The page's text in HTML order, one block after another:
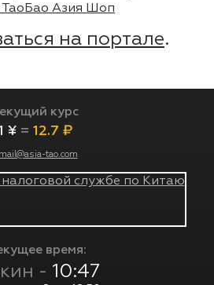
Азия Шоп
на портале.
курс
¥ = 12.7 ₽
mail@asia-tao.com
время:
- 10:47